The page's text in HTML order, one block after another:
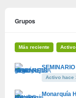
Grupos
Más reciente Activo
Activo hace
Monarquía